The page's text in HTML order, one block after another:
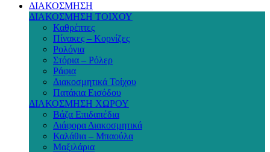
ΔΙΑΚΟΣΜΗΣΗ
ΔΙΑΚΟΣΜΗΣΗ ΤΟΙΧΟΥ
Καθρέπτες
Πίνακες – Κορνίζες
Ρολόγια
Στόρια – Ρόλερ
Ράφια
Διακοσμητικά Τοίχου
Πατάκια Εισόδου
ΔΙΑΚΟΣΜΗΣΗ ΧΩΡΟΥ
Βάζα Επιδαπέδια
Διάφορα Διακοσμητικά
Καλάθια – Μπαούλα
Μαξιλάρια